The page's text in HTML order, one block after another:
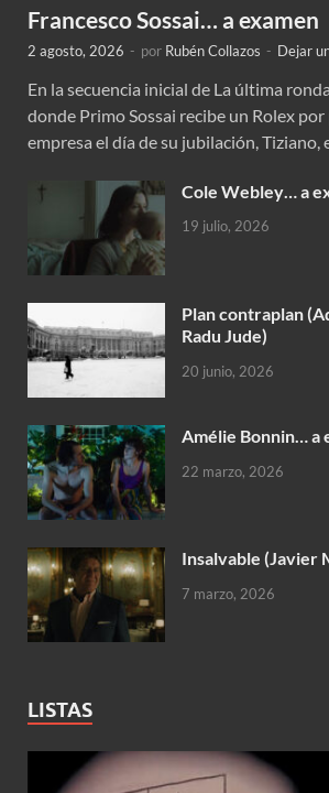
Francesco Sossai… a examen
2 agosto, 2026 - por Rubén Collazos - Dejar
En la secuencia inicial de La última
donde Primo Sossai recibe un Rolex por
empresa el día de su jubilación, Tiziano,
Cole Webley… a
19 julio, 2026
Plan contraplan
Radu Jude)
20 junio, 2026
Amélie Bonnin… a
22 marzo, 2026
Insalvable (Javier
7 marzo, 2026
LISTAS